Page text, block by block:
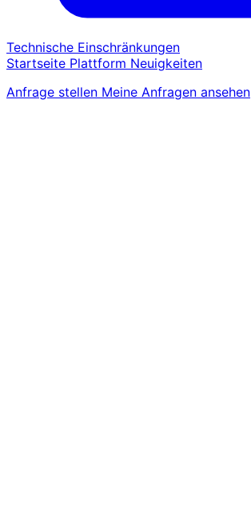
Technische Einschränkungen
Startseite Plattform Neuigkeiten
Anfrage stellen Meine Anfragen ansehen